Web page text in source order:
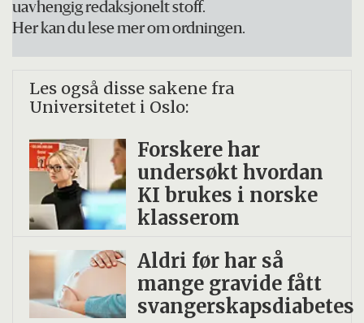
uavhengig redaksjonelt stoff.
Her kan du lese mer om ordningen.
Les også disse sakene fra
Universitetet i Oslo:
Forskere har
undersøkt hvordan
KI brukes i norske
klasserom
Aldri før har så
mange gravide fått
svangerskapsdiabetes